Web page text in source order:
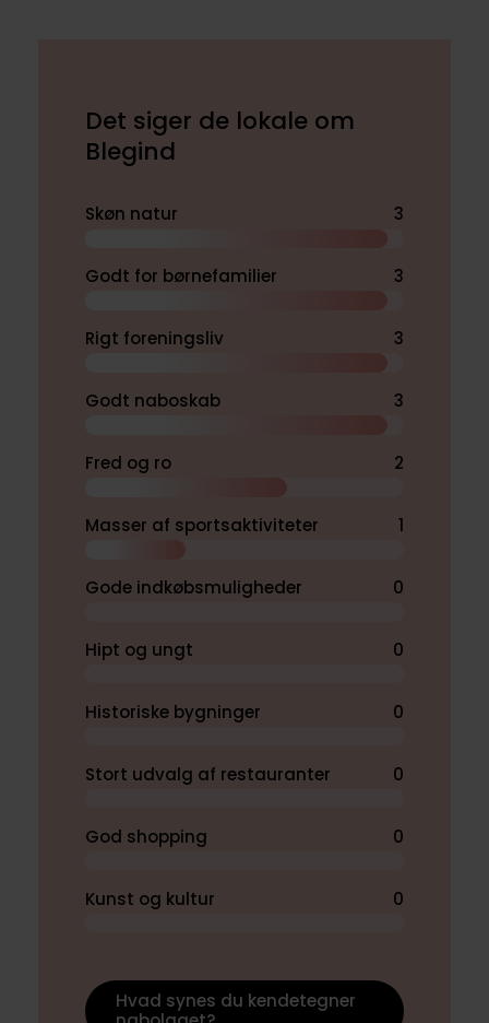
Det siger de lokale om
Blegind
Skøn natur 3
Godt for børnefamilier 3
Rigt foreningsliv 3
Godt naboskab 3
Fred og ro 2
Masser af sportsaktiviteter 1
Gode indkøbsmuligheder 0
Hipt og ungt 0
Historiske bygninger 0
Stort udvalg af restauranter 0
God shopping 0
Kunst og kultur 0
Hvad synes du kendetegner